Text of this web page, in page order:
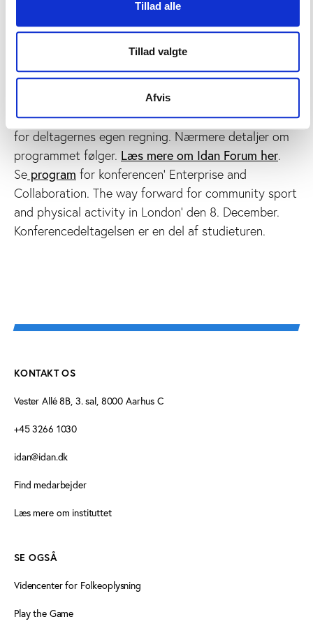
Tillad alle
Tillad valgte
Afvis
Studieturen til England er en del af aktiviteterne i det
nye Idan Forum. Medlemskabet dækker deltagelse i
selve konferencen og det omfattende program på
turen i dagene 7.-9. december, mens rejse/ophold er
for deltagernes egen regning. Nærmere detaljer om
programmet følger. Læs mere om Idan Forum her.
Se program for konferencen’ Enterprise and
Collaboration. The way forward for community sport
and physical activity in London’ den 8. December.
Konferencedeltagelsen er en del af studieturen.
KONTAKT OS
Vester Allé 8B, 3. sal, 8000 Aarhus C
+45 3266 1030
idan@idan.dk
Find medarbejder
Læs mere om instituttet
SE OGSÅ
Videncenter for Folkeoplysning
Play the Game